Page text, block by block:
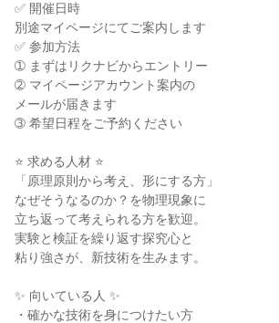
✅ 開催日時
別途マイページにてご案内します
✅ 参加方法
➀ まずはリクナビからエントリー
➁ マイページアカウント案内の
メールが届きます
➂ 希望日程をご予約ください
⭐ 求める人材 ⭐
「原理原則から考え、形にする方」
なぜそうなるのか？を物理現象に
立ち返って考えられる方を歓迎。
実験と検証を繰り返す探究心と
粘り強さが、新技術を生みます。
✨ 向いている人 ✨
・確かな技術を身につけたい方